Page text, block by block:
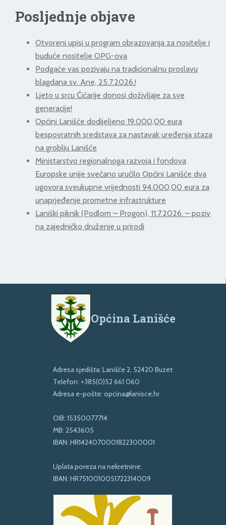
Posljednje objave
Otvoreni upisi u program obrazovanja za nositelje i
buduće nositelje OPG-ova
Podgaće vas pozivaju na tradicionalnu proslavu
blagdana sv. Ane, 25.7.2026.!
Ljeto u srcu Ćićarije donosi doživljaje za sve
generacije!
Općini Lanišće dodijeljeno 19.000,00 eura
bespovratnih sredstava za nastavak uređenja staza
na groblju Lanišće
Ministarstvo regionalnoga razvoja i fondova
Europske unije svečano uručilo Općini Lanišće dva
ugovora sveukupne vrijednosti 94.000,00 eura za
unaprjeđenje prometne infrastrukture
Laniški piknik (Podlom – Progon), 11.7.2026. – poziv
na zajedničko druženje u prirodi
Općina Lanišće
Adresa sjedišta: Lanišće 2, 52420 Buzet
Telefon: +385(0)52 661 060
Adresa e-pošte: opcina@lanisce.hr
OIB: 15350077714
MB: 2543605
IBAN: HR1424070001822300001
Uplata poreza na nekretnine:
IBAN: HR7510010051722314009